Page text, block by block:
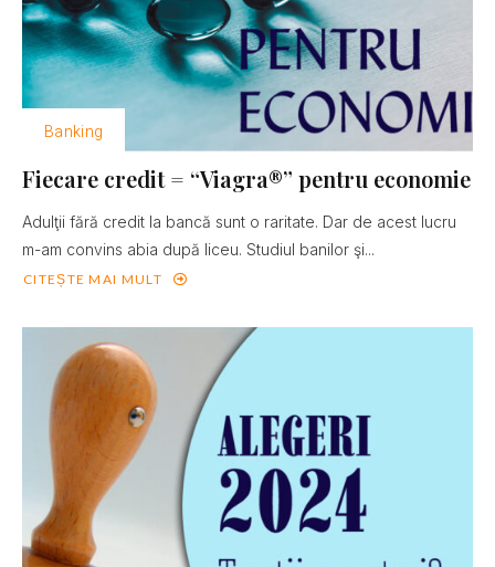
Banking
Fiecare credit = “Viagra®” pentru economie
Adulţii fără credit la bancă sunt o raritate. Dar de acest lucru
m-am convins abia după liceu. Studiul banilor şi...
CITEȘTE MAI MULT